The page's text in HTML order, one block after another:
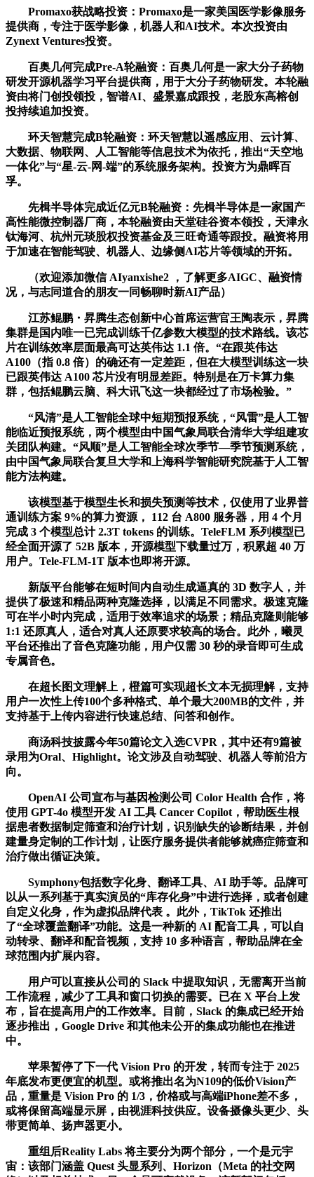
Promaxo获战略投资：Promaxo是一家美国医学影像服务
提供商，专注于医学影像，机器人和AI技术。本次投资由
Zynext Ventures投资。
百奥几何完成Pre-A轮融资：百奥几何是一家大分子药物
研发开源机器学习平台提供商，用于大分子药物研发。本轮融
资由将门创投领投，智谱AI、盛景嘉成跟投，老股东高榕创
投持续追加投资。
环天智慧完成B轮融资：环天智慧以遥感应用、云计算、
大数据、物联网、人工智能等信息技术为依托，推出“天空地
一体化”与“星-云-网-端”的系统服务架构。投资方为鼎晖百
孚。
先楫半导体完成近亿元B轮融资：先楫半导体是一家国产
高性能微控制器厂商，本轮融资由天堂硅谷资本领投，天津永
钛海河、杭州元琰股权投资基金及三旺奇通等跟投。融资将用
于加速在智能驾驶、机器人、边缘侧AI芯片等领域的开拓。
（欢迎添加微信 AIyanxishe2 ，了解更多AIGC、融资情
况，与志同道合的朋友一同畅聊时新AI产品）
江苏鲲鹏・昇腾生态创新中心首席运营官王陶表示，昇腾
集群是国内唯一已完成训练千亿参数大模型的技术路线。该芯
片在训练效率层面最高可达英伟达 1.1 倍。“在跟英伟达
A100（指 0.8 倍）的确还有一定差距，但在大模型训练这一块
已跟英伟达 A100 芯片没有明显差距。特别是在万卡算力集
群，包括鲲鹏云脑、科大讯飞这一块都经过了市场检验。”
“风清”是人工智能全球中短期预报系统，“风雷”是人工智
能临近预报系统，两个模型由中国气象局联合清华大学组建攻
关团队构建。“风顺”是人工智能全球次季节—季节预测系统，
由中国气象局联合复旦大学和上海科学智能研究院基于人工智
能方法构建。
该模型基于模型生长和损失预测等技术，仅使用了业界普
通训练方案 9%的算力资源， 112 台 A800 服务器，用 4 个月
完成 3 个模型总计 2.3T tokens 的训练。TeleFLM 系列模型已
经全面开源了 52B 版本，开源模型下载量过万，积累超 40 万
用户。Tele-FLM-1T 版本也即将开源。
新版平台能够在短时间内自动生成逼真的 3D 数字人，并
提供了极速和精品两种克隆选择，以满足不同需求。极速克隆
可在半小时内完成，适用于效率追求的场景；精品克隆则能够
1:1 还原真人，适合对真人还原要求较高的场合。此外，曦灵
平台还推出了音色克隆功能，用户仅需 30 秒的录音即可生成
专属音色。
在超长图文理解上，橙篇可实现超长文本无损理解，支持
用户一次性上传100个多种格式、单个最大200MB的文件，并
支持基于上传内容进行快速总结、问答和创作。
商汤科技披露今年50篇论文入选CVPR，其中还有9篇被
录用为Oral、Highlight。论文涉及自动驾驶、机器人等前沿方
向。
OpenAI 公司宣布与基因检测公司 Color Health 合作，将
使用 GPT-4o 模型开发 AI 工具 Cancer Copilot，帮助医生根
据患者数据制定筛查和治疗计划，识别缺失的诊断结果，并创
建量身定制的工作计划，让医疗服务提供者能够就癌症筛查和
治疗做出循证决策。
Symphony包括数字化身、翻译工具、AI 助手等。品牌可
以从一系列基于真实演员的“库存化身”中进行选择，或者创建
自定义化身，作为虚拟品牌代表 。此外，TikTok 还推出
了“全球覆盖翻译”功能。这是一种新的 AI 配音工具，可以自
动转录、翻译和配音视频，支持 10 多种语言，帮助品牌在全
球范围内扩展内容。
用户可以直接从公司的 Slack 中提取知识，无需离开当前
工作流程，减少了工具和窗口切换的需要。已在 X 平台上发
布，旨在提高用户的工作效率。目前，Slack 的集成已经开始
逐步推出，Google Drive 和其他未公开的集成功能也在推进
中。
苹果暂停了下一代 Vision Pro 的开发，转而专注于 2025
年底发布更便宜的机型。或将推出名为N109的低价Vision产
品，重量是 Vision Pro 的 1/3，价格或与高端iPhone差不多，
或将保留高端显示屏，由视涯科技供应。设备摄像头更少、头
带更简单、扬声器更小。
重组后Reality Labs 将主要分为两个部分，一个是元宇
宙：该部门涵盖 Quest 头显系列、Horizon（Meta 的社交网